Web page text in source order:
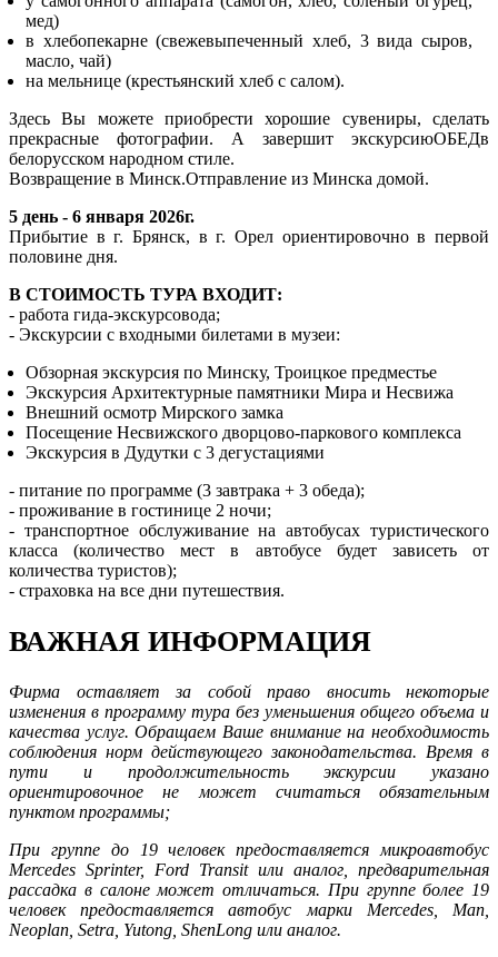
мед)
в хлебопекарне (свежевыпеченный хлеб, 3 вида сыров,
масло, чай)
на мельнице (крестьянский хлеб с салом).
Здесь Вы можете приобрести хорошие сувениры, сделать
прекрасные фотографии. А завершит экскурсиюОБЕДв
белорусском народном стиле.
Возвращение в Минск.Отправление из Минска домой.
5 день - 6 января 2026г.
Прибытие в г. Брянск, в г. Орел ориентировочно в первой
половине дня.
В СТОИМОСТЬ ТУРА ВХОДИТ:
- работа гида-экскурсовода;
- Экскурсии с входными билетами в музеи:
Обзорная экскурсия по Минску, Троицкое предместье
Экскурсия Архитектурные памятники Мира и Несвижа
Внешний осмотр Мирского замка
Посещение Несвижского дворцово-паркового комплекса
Экскурсия в Дудутки с 3 дегустациями
- питание по программе (3 завтрака + 3 обеда);
- проживание в гостинице 2 ночи;
- транспортное обслуживание на автобусах туристического
класса (количество мест в автобусе будет зависеть от
количества туристов);
- страховка на все дни путешествия.
ВАЖНАЯ ИНФОРМАЦИЯ
Фирма оставляет за собой право вносить некоторые
изменения в программу тура без уменьшения общего объема и
качества услуг. Обращаем Ваше внимание на необходимость
соблюдения норм действующего законодательства. Время в
пути и продолжительность экскурсии указано
ориентировочное не может считаться обязательным
пунктом программы;
При группе до 19 человек предоставляется микроавтобус
Mercedes Sprinter, Ford Transit или аналог, предварительная
рассадка в салоне может отличаться. При группе более 19
человек предоставляется автобус марки Mercedes, Man,
Neoplan, Setra, Yutong, ShenLong или аналог.